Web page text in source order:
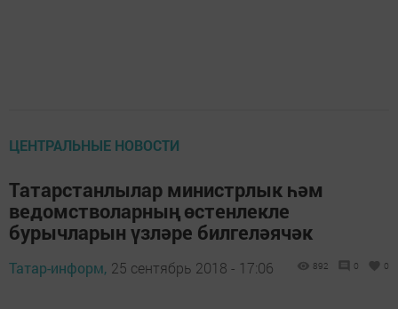
ЦЕНТРАЛЬНЫЕ НОВОСТИ
Татарстанлылар министрлык һәм
ведомстволарның өстенлекле
бурычларын үзләре билгеләячәк
Татар-информ, 25 сентябрь 2018 - 17:06 892 0 0